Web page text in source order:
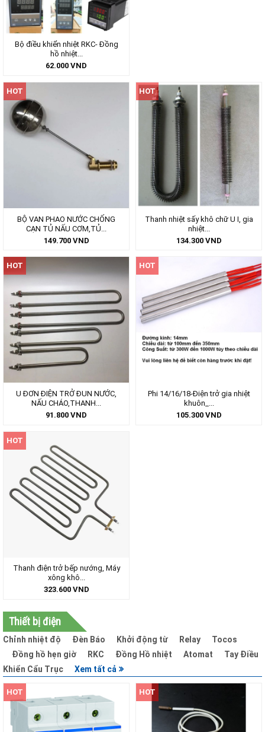
Bộ điều khiển nhiệt RKC- Đồng
hồ nhiệt...
62.000 VND
HOT
BỘ VAN PHAO NƯỚC CHỐNG
CẠN TỦ NẤU CƠM,TỦ...
149.700 VND
HOT
Thanh nhiệt sấy khô chữ U I, gia
nhiệt...
134.300 VND
HOT
U ĐƠN ĐIỆN TRỞ ĐUN NƯỚC,
NẤU CHÁO,THANH...
91.800 VND
HOT
Phi 14/16/18-Điện trở gia nhiệt
khuôn_...
105.300 VND
HOT
Thanh điện trở bếp nướng, Máy
xông khô...
323.600 VND
Thiết bị điện
Chỉnh nhiệt độ Đèn Báo Khởi động từ Relay
Tocos
Đồng hồ hẹn giờ
RKC Đồng Hồ nhiệt Atomat
Tay Điều
Khiển Cẩu Trục
Xem tất cả
HOT HOT